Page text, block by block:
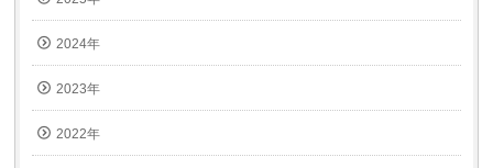
す)
2024年
2023年
2022年